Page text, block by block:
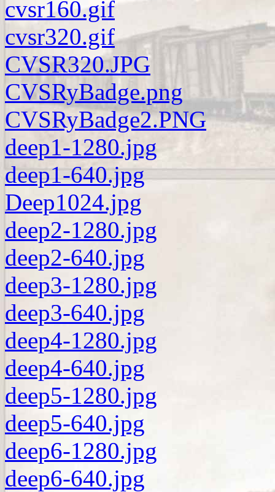
cvsr160.gif
cvsr320.gif
CVSR320.JPG
CVSRyBadge.png
CVSRyBadge2.PNG
deep1-1280.jpg
deep1-640.jpg
Deep1024.jpg
deep2-1280.jpg
deep2-640.jpg
deep3-1280.jpg
deep3-640.jpg
deep4-1280.jpg
deep4-640.jpg
deep5-1280.jpg
deep5-640.jpg
deep6-1280.jpg
deep6-640.jpg